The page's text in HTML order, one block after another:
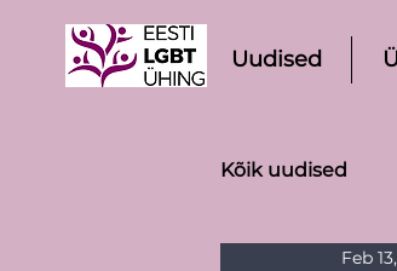
Uudised
Kõik uudised
Feb